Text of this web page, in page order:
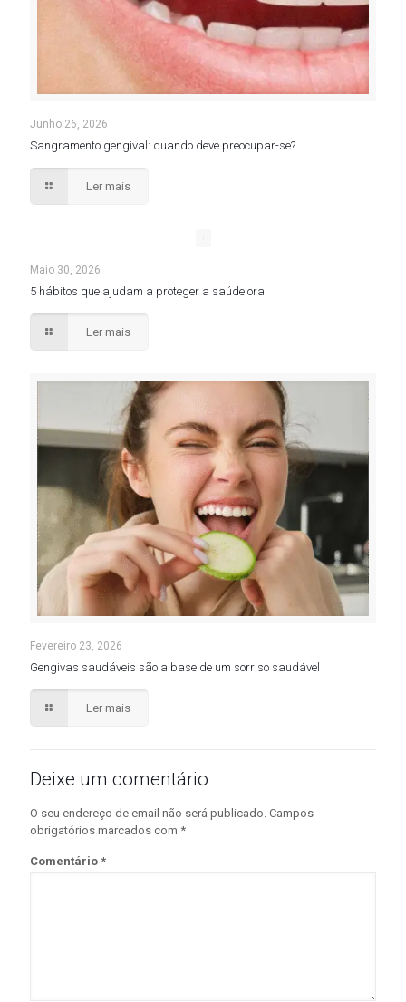
Junho 26, 2026
Sangramento gengival: quando deve preocupar-se?
Ler mais
Maio 30, 2026
5 hábitos que ajudam a proteger a saúde oral
Ler mais
Fevereiro 23, 2026
Gengivas saudáveis são a base de um sorriso saudável
Ler mais
Deixe um comentário
O seu endereço de email não será publicado. Campos
obrigatórios marcados com *
Comentário *